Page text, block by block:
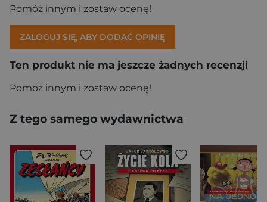
Pomóż innym i zostaw ocenę!
ZALOGUJ SIĘ, ABY DODAĆ OPINIĘ
Ten produkt nie ma jeszcze żadnych recenzji
Pomóż innym i zostaw ocenę!
Z tego samego wydawnictwa